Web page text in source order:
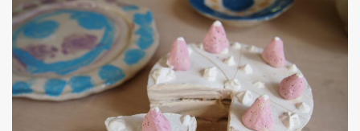
こども作品
生徒作品